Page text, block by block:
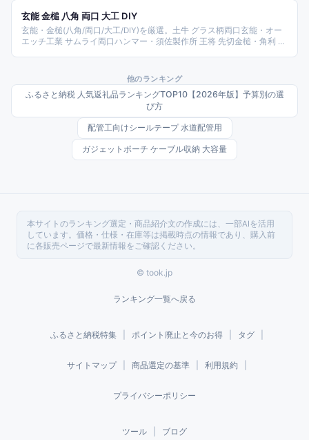
玄能 金槌 八角 両口 大工 DIY
玄能・金槌(八角/両口/大工/DIY)を厳選。土牛 グラス柄両口玄能・オー
エッチ工業 サムライ両口ハンマー・須佐製作所 王将 先切金槌・角利 ネ
他のランキング
ふるさと納税 人気返礼品ランキングTOP10【2026年版】予算別の選
び方
配管工向けシールテープ 水道配管用
ガジェットポーチ ケーブル収納 大容量
本サイトのランキング選定・商品紹介文の作成には、一部AIを活用
しています。価格・仕様・在庫等は掲載時点の情報であり、購入前
に各販売ページで最新情報をご確認ください。
© took.jp
ランキング一覧へ戻る
ふるさと納税特集 ポイント廃止と今のお得 タグ
サイトマップ 商品選定の基準 利用規約
プライバシーポリシー
ツール ブログ